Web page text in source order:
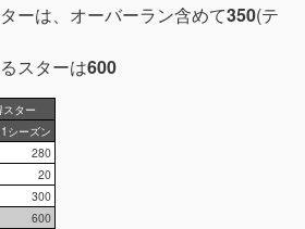
ーは、オーバーラン含めて350(テ
スターは600
スター
1シーズン
280
20
300
600